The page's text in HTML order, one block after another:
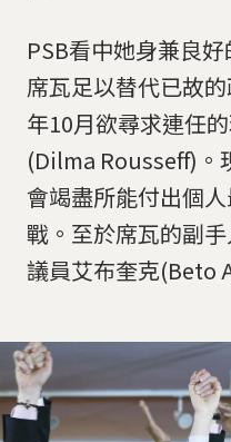
PSB看中她身兼良
席瓦足以替代已故
年10月欲尋求連任
(Dilma Rousseff)。
會竭盡所能付出個
戰。至於席瓦的副
議員艾布奎克(Beto